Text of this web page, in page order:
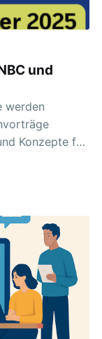
und
werden
Konzepte für
Die
Bildung